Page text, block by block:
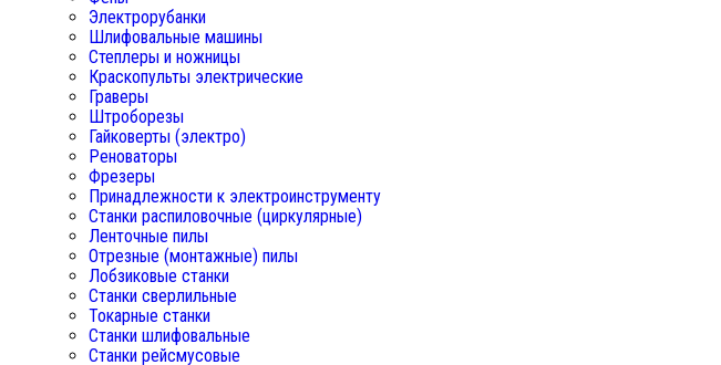
Электрорубанки
Шлифовальные машины
Степлеры и ножницы
Краскопульты электрические
Граверы
Штроборезы
Гайковерты (электро)
Реноваторы
Фрезеры
Принадлежности к электроинструменту
Станки распиловочные (циркулярные)
Ленточные пилы
Отрезные (монтажные) пилы
Лобзиковые станки
Станки сверлильные
Токарные станки
Станки шлифовальные
Станки рейсмусовые